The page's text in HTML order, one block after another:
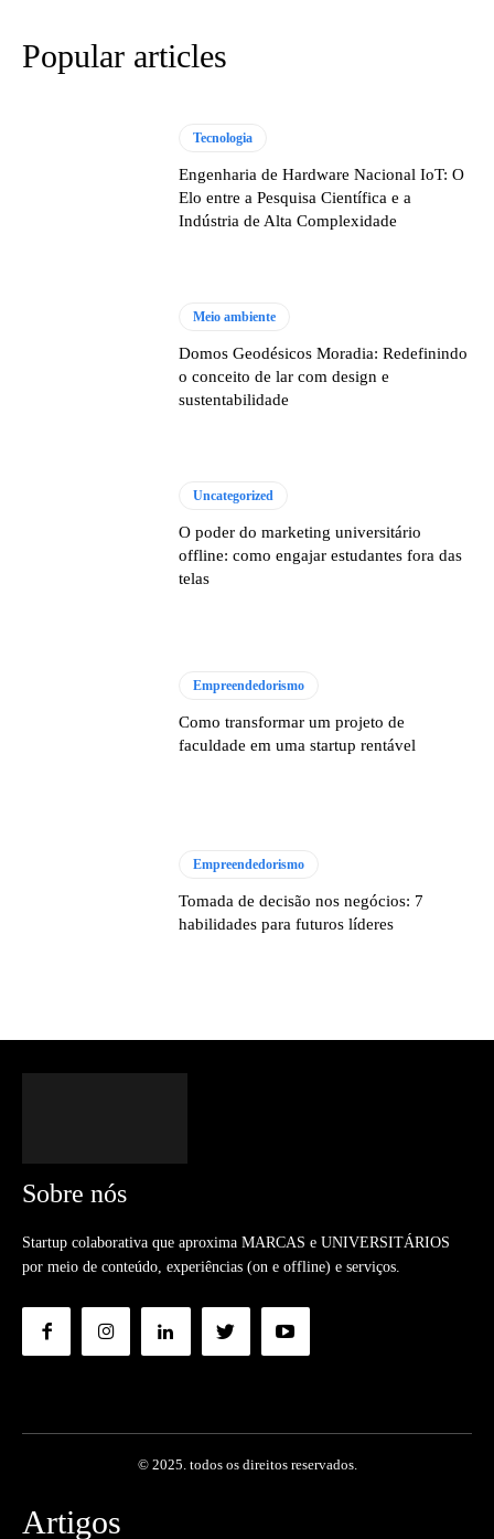
Popular articles
Tecnologia
Engenharia de Hardware Nacional IoT: O
Elo entre a Pesquisa Científica e a
Indústria de Alta Complexidade
Meio ambiente
Domos Geodésicos Moradia: Redefinindo
o conceito de lar com design e
sustentabilidade
Uncategorized
O poder do marketing universitário
offline: como engajar estudantes fora das
telas
Empreendedorismo
Como transformar um projeto de
faculdade em uma startup rentável
Empreendedorismo
Tomada de decisão nos negócios: 7
habilidades para futuros líderes
Sobre nós
Startup colaborativa que aproxima MARCAS e UNIVERSITÁRIOS
por meio de conteúdo, experiências (on e offline) e serviços.
© 2025. todos os direitos reservados.
Artigos